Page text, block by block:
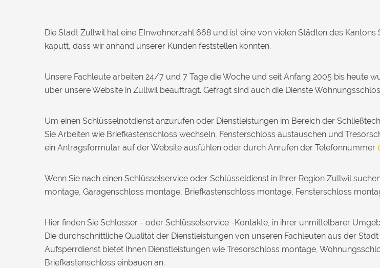
offen. Sehr beeindruckt!
M
rufen. Techniker war schnell da, aber
das Ersatzteil (Zylinder) war nicht sofort
verfügbar. Kam am nächsten Tag.
Trotzdem zufrieden.
D Daniel W. aus Uster
verlorenen Haustürschlüssel. Die Tür
wurde ohne Kratzer geöffnet, nur der
Preis war leicht höher als erwartet – aber
nachvollziehbar erklärt.
Die Stadt Zullwil hat eine EInwohnerzahl 668 und ist eine von vielen Städten des
kaputt, dass wir anhand unserer Kunden feststellen konnten.
Unsere Fachleute arbeiten 24/7 und 7 Tage die Woche und seit Anfang 2005 bis heute
über unsere Website in Zullwil beauftragt. Gefragt sind auch die Dienste
Um einen Schlüsselnotdienst anzurufen oder Dienstleistungen im Bereich der
Sie Arbeiten wie Briefkastenschloss wechseln, Fensterschloss austauschen und
ein Antragsformular auf der Website ausfühlen oder durch Anrufen der Telefonnummer
Wenn Sie nach einen Schlüsselservice oder Schlüsseldienst in Ihrer Region Zullwil
montage, Garagenschloss montage, Briefkastenschloss montage, Fensterschloss
Hier finden Sie Schlosser - oder Schlüsselservice -Kontakte, in ihrer unmittelbarer
Die durchschnittliche Qualität der Dienstleistungen von unseren Fachleuten aus der
Aufsperrdienst bietet Ihnen Dienstleistungen wie Tresorschloss montage,
Briefkastenschloss einbauen an.